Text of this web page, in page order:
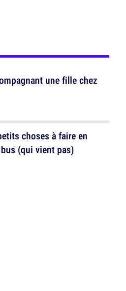
une fille chez
choses à faire en
(qui vient pas)